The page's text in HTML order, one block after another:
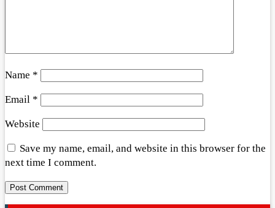
Name *
Email *
Website
Save my name, email, and website in this browser for the
next time I comment.